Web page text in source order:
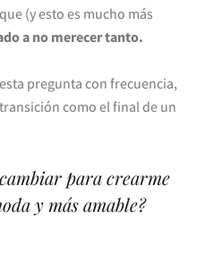
(y esto es mucho más
a no merecer tanto.
pregunta con frecuencia,
como el final de un
para crearme
y más amable?